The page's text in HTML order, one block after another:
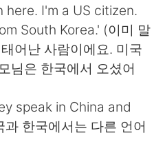
語
Việt
here. I'm a US citizen.
South Korea.' (이미 말
어난 사람이에요. 미국
님은 한국에서 오셨어
speak in China and
한국에서는 다른 언어